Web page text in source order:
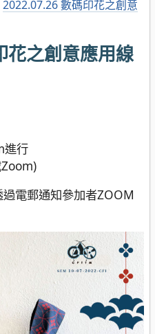
2022.07.26 數碼印花之創意
之創意應用線
進行
電郵通知參加者ZOOM